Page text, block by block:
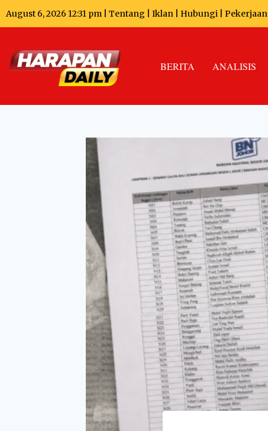
August 6, 2026 12:31 pm | Tentang Iklan Hubungi Pekerjaan
BERITA ANALISIS